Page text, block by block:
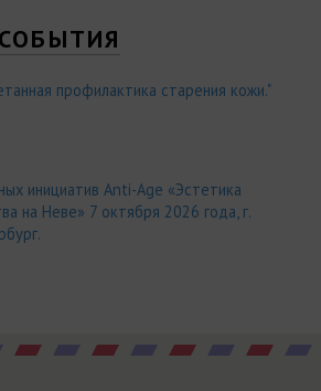
профилактика старения кожи."
инициатив Anti-Age «Эстетика
на Неве» 7 октября 2026 года, г.